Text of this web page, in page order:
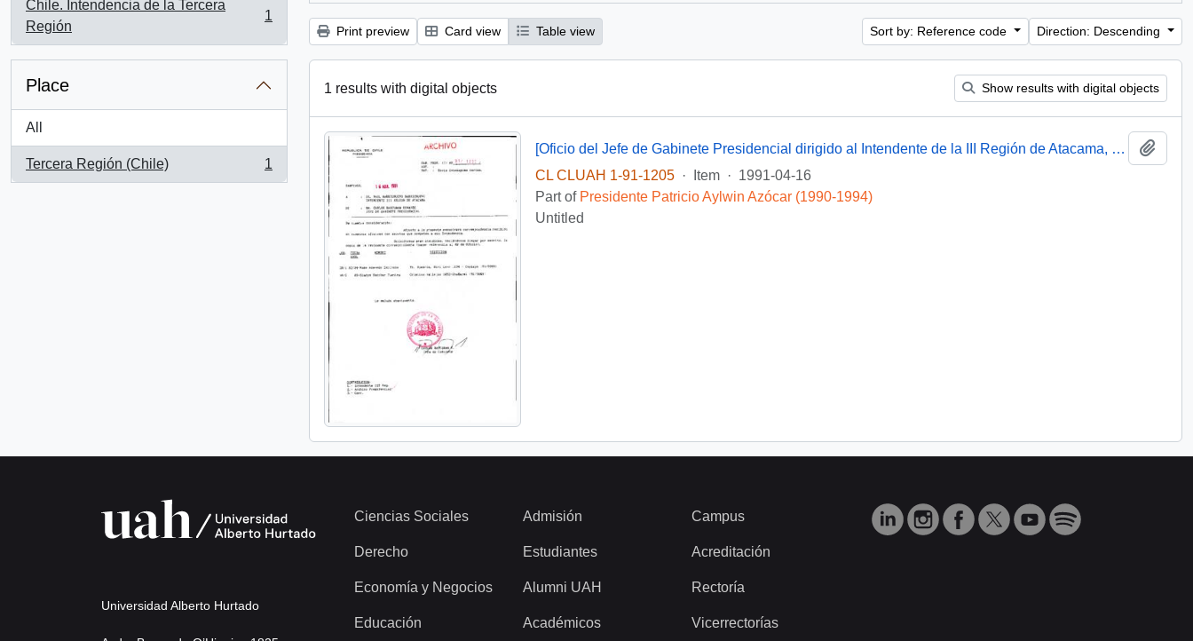
Chile. Intendencia de la Tercera
Región
, 1 results
1
Place
All
Tercera Región (Chile)
, 1 results
1
Print preview Card view Table view Sort by: Reference code Direction: Descending
1 results with digital objects Show results with digital objects
[Oficio del Jefe de Gabinete Presidencial dirigido al Intendente de la III Región de Atacama, Sr. Raúl Barrionuevo]
CL CLUAH 1-91-1205
· Item · 1991-04-16
Part of Presidente Patricio Aylwin Azócar (1990-1994)
Untitled
Universidad Alberto Hurtado
Ciencias Sociales
Derecho
Economía y Negocios
Educación
Admisión
Estudiantes
Alumni UAH
Académicos
Campus
Acreditación
Rectoría
Vicerrectorías